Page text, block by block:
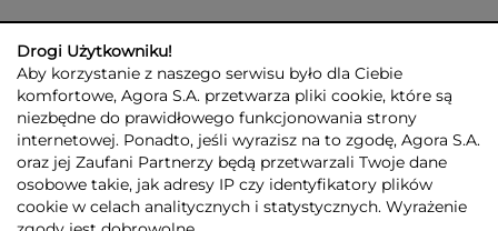
GRUPA AGORA DLA INWESTORÓW DLA MEDIÓW
REKLAMA
ESG
KONTAKT
© 2026 Copyright AGORA SA
Drogi Użytkowniku!
Aby korzystanie z naszego serwisu było dla Ciebie
komfortowe, Agora S.A. przetwarza pliki cookie, które są
niezbędne do prawidłowego funkcjonowania strony
internetowej. Ponadto, jeśli wyrazisz na to zgodę, Agora S.A.
oraz jej Zaufani Partnerzy będą przetwarzali Twoje dane
osobowe takie, jak adresy IP czy identyfikatory plików
cookie w celach analitycznych i statystycznych. Wyrażenie